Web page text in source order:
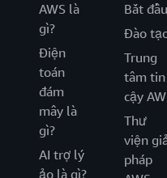
AWS là
gì?
Điện
toán
đám
mây là
gì?
AI trợ lý
ảo là gì?
Bắt đầu
Đào
Trung
tâm tin
cậy
Thư
viện
pháp